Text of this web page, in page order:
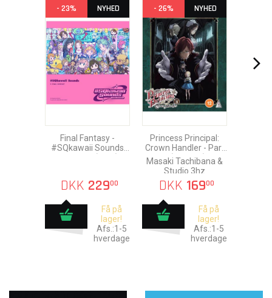
- 23% NYHED
Final Fantasy -
#SQkawaii Sounds
DKK 22900
Få på
lager!
Afs.:1-5
hverdage
- 26% NYHED
Princess Principal:
Crown Handler - Part
3 (Blu-Ray)
Masaki Tachibana &
Studio 3hz
DKK 16900
Få på
lager!
Afs.:1-5
hverdage